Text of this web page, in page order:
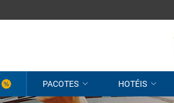
PACOTES HOTÉIS